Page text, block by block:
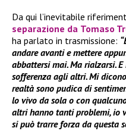
Da qui l’inevitabile
separazione da Tomaso
ha parlato in trasmissione:
andare avanti e mettere
abbattersi mai. Ma rialzarsi.
sofferenza agli altri. Mi
realtà sono pudica di
lo vivo da sola o con
altri hanno tanti problemi, io
si può trarre forza da questa